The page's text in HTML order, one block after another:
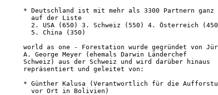
* Deutschland ist mit mehr als 3300 Partnern ganz
  auf der Liste
2. USA (650) 3. Schweiz (550) 4. Österreich
  5. China (350)
world as one - Forestation wurde gegründet von
A. George Meyer (ehemals Darwin Länderchef
Schweiz) aus der Schweiz und wird darüber hinaus
repräsentiert und geleitet von:
* Günther Kalusa (Verantwortlich für die
  vor Ort in Bolivien)